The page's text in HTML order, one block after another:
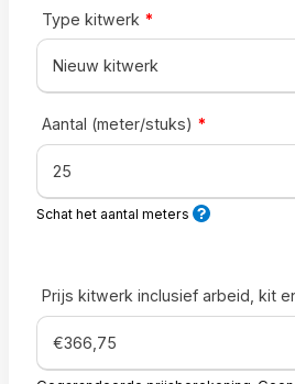
Type kitwerk *
Aantal (meter/stuks) *
Schat het aantal meters
Prijs kitwerk inclusief arbeid, kit